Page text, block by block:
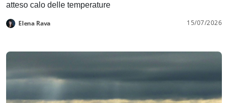
atteso calo delle temperature
Elena Rava 15/07/2026